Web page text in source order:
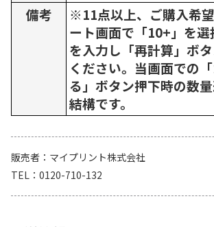
備考
※11点以上、ご購入希
ート画面で「10+」を
を入力し「再計算」ボ
ください。当画面での
る」ボタン押下時の数
結構です。
販売者
マイプリント株式会社
TEL
0120-710-132